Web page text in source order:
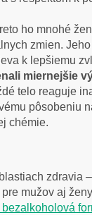
ho mnohé
zmien.
k lepšiemu
miernejšie
telo reaguje
pôsobeniu
chémie.
mužov aj
bezalkoholová